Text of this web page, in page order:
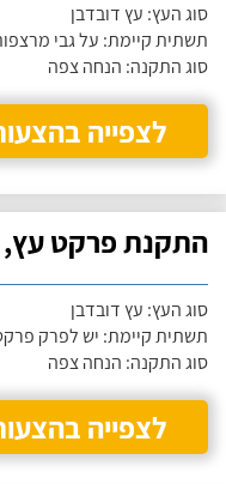
סוג העץ: עץ דובדבן
תשתית קיימת: על גבי
סוג התקנה: הנחה צפה
לצפייה
התקנת פרקט עץ,
סוג העץ: עץ דובדבן
תשתית קיימת: יש לפרק
סוג התקנה: הנחה צפה
לצפייה